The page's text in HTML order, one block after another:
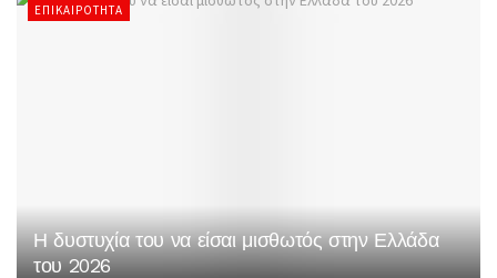
ΕΠΙΚΑΙΡΌΤΗΤΑ
Η δυστυχία του να είσαι μισθωτός στην Ελλάδα
του 2026